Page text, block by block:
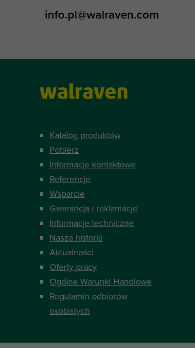
info.pl@walraven.com
Katalog produktów
Pobierz
Informacje kontaktowe
Referencje
Wsparcie
Gwarancja i reklamacje
Informacje techniczne
Nasza historia
Aktualności
Oferty pracy
Ogólne Warunki Handlowe
Regulamin odbiorów
osobistych